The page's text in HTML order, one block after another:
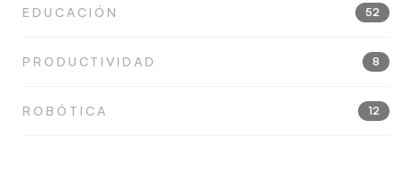
EDUCACIÓN 52
PRODUCTIVIDAD 8
ROBÓTICA 12